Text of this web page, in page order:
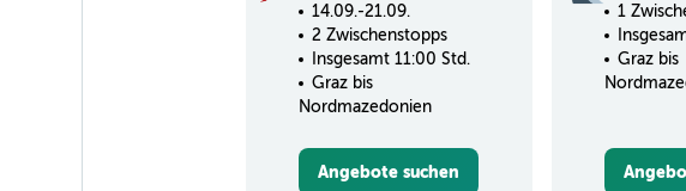
14.09.-21.09.
2 Zwischenstopps
Insgesamt 11:00 Std.
Graz bis
Nordmazedonien
Angebote suchen
1
Graz bis